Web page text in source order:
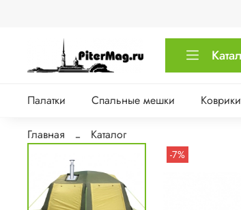
Палатки Спальные мешки Коврики
Главная Каталог
-7%